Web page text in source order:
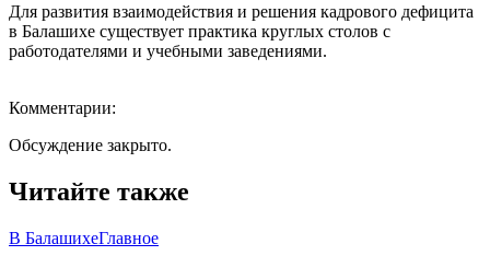
Для развития взаимодействия и решения кадрового дефицита
в Балашихе существует практика круглых столов с
работодателями и учебными заведениями.
Комментарии:
Обсуждение закрыто.
Читайте также
В БалашихеГлавное